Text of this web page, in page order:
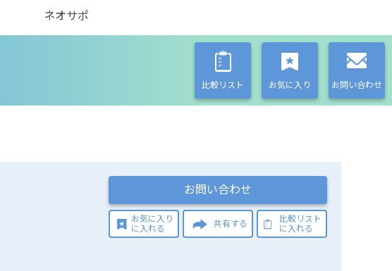
ネオサポ
比較リスト お気に入り お問い合わせ
お問い合わせ
お気に入り
に入れる
共有する
比較リスト
に入れる